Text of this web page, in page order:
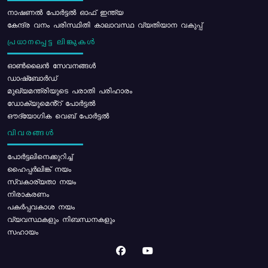
നാഷണൽ പോർട്ടൽ ഓഫ് ഇന്ത്യ
കേന്ദ്ര വനം പരിസ്ഥിതി കാലാവസ്ഥ വ്യതിയാന വകുപ്പ്
പ്രധാനപ്പെട്ട ലിങ്കുകൾ
ഓൺലൈൻ സേവനങ്ങൾ
ഡാഷ്ബോർഡ്
മുഖ്യമന്ത്രിയുടെ പരാതി പരിഹാരം
ഡോക്യുമെൻ്റ് പോർട്ടൽ
ഔദ്യോഗിക വെബ് പോർട്ടൽ
വിവരങ്ങൾ
പോര്‍ട്ടലിനെക്കുറിച്ച്
ഹൈപ്പർലിങ്ക് നയം
സ്വകാര്യതാ നയം
നിരാകരണം
പകർപ്പവകാശ നയം
വ്യവസ്ഥകളും നിബന്ധനകളും
സഹായം